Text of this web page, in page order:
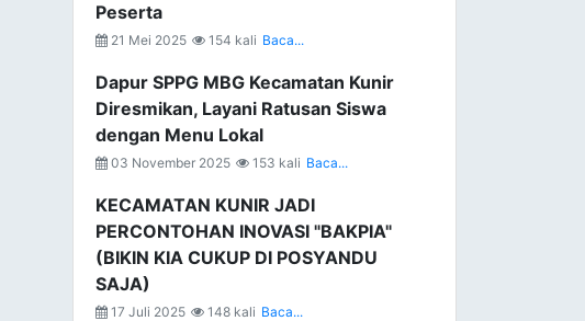
Peserta
21 Mei 2025 154 kali Baca...
Dapur SPPG MBG Kecamatan Kunir
Diresmikan, Layani Ratusan Siswa
dengan Menu Lokal
03 November 2025 153 kali Baca...
KECAMATAN KUNIR JADI
PERCONTOHAN INOVASI "BAKPIA"
(BIKIN KIA CUKUP DI POSYANDU
SAJA)
17 Juli 2025 148 kali Baca...